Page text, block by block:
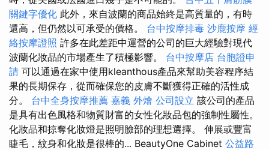
關鍵字優化 此外，來自波蘭的商品始終是高質量的，有時
還高，但仍然以可承受的價格。 台中按摩排毒 沙鹿按摩 經
絡按摩證照 許多在此差距中運營的公司的巨大經驗對現代
波蘭化妝品的市場產生了積極影響。 台中按摩店 台胞證申
請 可以通過在家中使用kleanthous產品來幫助美容程序結
果的長期保存，從而確保您的皮膚不斷獲得正確的活性成
分。 台中全身按摩推薦 嘉義 外燴 公司設立 該公司的產品
是具有出色風格和物質財富的女性化妝品包的強制性屬性。
化妝品和掠奪化妝燈是照明臉部的理想選擇。 伸展或豐富
睫毛，紋身和化妝是很棒的... BeautyOne Cabinet 公益路